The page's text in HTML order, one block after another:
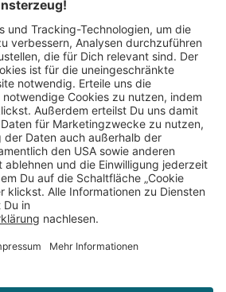
Mitglied im:
AGB Widerrufsbelehrung